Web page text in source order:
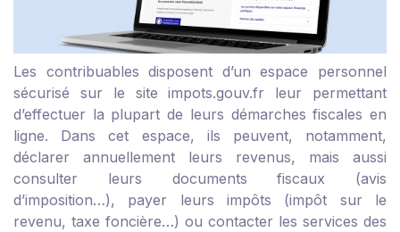
Les contribuables disposent d’un espace personnel
sécurisé sur le site impots.gouv.fr leur permettant
d’effectuer la plupart de leurs démarches fiscales en
ligne. Dans cet espace, ils peuvent, notamment,
déclarer annuellement leurs revenus, mais aussi
consulter leurs documents fiscaux (avis
d’imposition…), payer leurs impôts (impôt sur le
revenu, taxe foncière…) ou contacter les services des